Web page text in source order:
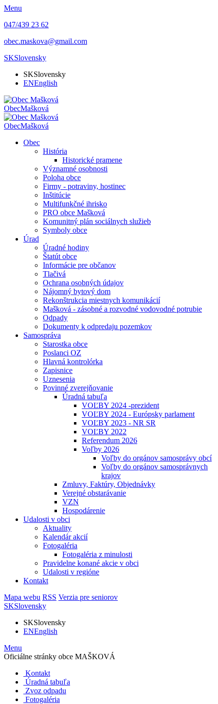
Menu
047/439 23 62
obec.maskova@gmail.com
SKSlovensky
SKSlovensky
ENEnglish
ObecMašková
ObecMašková
Obec
História
Historické pramene
Významné osobnosti
Poloha obce
Firmy - potraviny, hostinec
Inštitúcie
Multifunkčné ihrisko
PRO obce Mašková
Komunitný plán sociálnych služieb
Symboly obce
Úrad
Úradné hodiny
Štatút obce
Informácie pre občanov
Tlačivá
Ochrana osobných údajov
Nájomný bytový dom
Rekonštrukcia miestnych komunikácií
Mašková - zásobné a rozvodné vodovodné potrubie
Odpady
Dokumenty k odpredaju pozemkov
Samospráva
Starostka obce
Poslanci OZ
Hlavná kontrolórka
Zapisnice
Uznesenia
Povinné zverejňovanie
Úradná tabuľa
VOĽBY 2024 -prezident
VOĽBY 2024 - Európsky parlament
VOĽBY 2023 - NR SR
VOĽBY 2022
Referendum 2026
Voľby 2026
Voľby do orgánov samosprávy obcí
Voľby do orgánov samosprávnych
krajov
Zmluvy, Faktúry, Objednávky
Verejné obstarávanie
VZN
Hospodárenie
Udalosti v obci
Aktuality
Kalendár akcií
Fotogaléria
Fotogaléria z minulosti
Pravidelne konané akcie v obci
Udalosti v regióne
Kontakt
Mapa webu RSS Verzia pre seniorov
SKSlovensky
SKSlovensky
ENEnglish
Menu
Oficiálne stránky obce MAŠKOVÁ
Kontakt
Úradná tabuľa
Zvoz odpadu
Fotogaléria